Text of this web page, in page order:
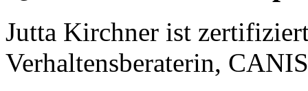
Jutta Kirchner ist
Verhaltensberaterin,